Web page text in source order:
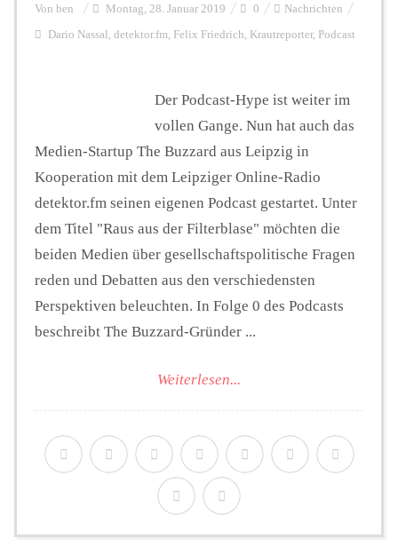
Von ben Montag, 28. Januar 2019 0 Nachrichten
Dario Nassal , detektor.fm, Felix Friedrich, Krautreporter, Podcast
Der Podcast-Hype ist weiter im
vollen Gange. Nun hat auch das
Medien-Startup The Buzzard aus Leipzig in
Kooperation mit dem Leipziger Online-Radio
detektor.fm seinen eigenen Podcast gestartet. Unter
dem Titel "Raus aus der Filterblase" möchten die
beiden Medien über gesellschaftspolitische Fragen
reden und Debatten aus den verschiedensten
Perspektiven beleuchten. In Folge 0 des Podcasts
beschreibt The Buzzard-Gründer ...
Weiterlesen...